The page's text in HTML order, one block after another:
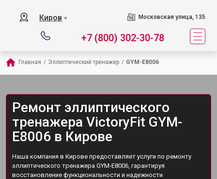
Киров ▼ Московская улица, 135
+7 (800) 302-30-78
Главная / Эллиптический тренажер / GYM-E8006
Ремонт эллиптического
тренажера VictoryFit GYM-
E8006 в Кирове
Наша компания в Кирове предоставляет услуги по ремонту
эллиптического тренажера GYM-E8006, гарантируя
восстановление функциональности и надежности